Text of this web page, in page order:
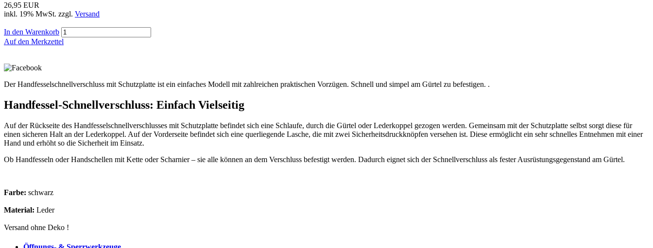
26,95 EUR
inkl. 19% MwSt. zzgl. Versand
In den Warenkorb
Auf den Merkzettel
Der Handfesselschnellverschluss mit Schutzplatte ist ein einfaches Modell mit zahlreichen praktischen Vorzügen. Schnell und simpel am Gürtel zu befestigen. .
Handfessel-Schnellverschluss: Einfach Vielseitig
Auf der Rückseite des Handfesselschnellverschlusses mit Schutzplatte befindet sich eine Schlaufe, durch die Gürtel oder Lederkoppel gezogen werden. Gemeinsam mit der Schutzplatte selbst sorgt diese für
einen sicheren Halt an der Lederkoppel. Auf der Vorderseite befindet sich eine querliegende Lasche, die mit zwei Sicherheitsdruckknöpfen versehen ist. Diese ermöglicht ein sehr schnelles Entnehmen mit einer
Hand und erhöht so die Sicherheit im Einsatz.
Ob Handfesseln oder Handschellen mit Kette oder Scharnier – sie alle können an dem Verschluss befestigt werden. Dadurch eignet sich der Schnellverschluss als fester Ausrüstungsgegenstand am Gürtel.
Farbe: schwarz
Material: Leder
Versand ohne Deko !